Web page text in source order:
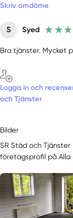
Skriv omdöme
S Syed
Bra tjänster. Mycket
Logga in och
och Tjänster
Bilder
SR Städ och
företagsprofil på